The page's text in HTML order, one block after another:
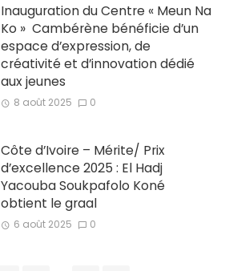
Inauguration du Centre « Meun Na
Ko » Cambérène bénéficie d’un
espace d’expression, de
créativité et d’innovation dédié
aux jeunes
8 août 2025 0
Côte d’Ivoire – Mérite/ Prix
d’excellence 2025 : El Hadj
Yacouba Soukpafolo Koné
obtient le graal
6 août 2025 0